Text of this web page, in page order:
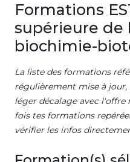
Formations
supérieure de
biochimie-
La liste des formations
régulièrement mise à
léger décalage avec l'offre
fois tes formations
vérifier les infos